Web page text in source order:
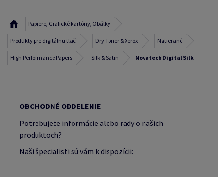
Papiere, Grafické kartóny, Obálky
Produkty pre digitálnu tlač Dry Toner & Xerox Natierané
High Performance Papers Silk & Satin Novatech Digital Silk
OBCHODNÉ ODDELENIE
Potrebujete informácie alebo rady o našich
produktoch?
Naši špecialisti sú vám k dispozícii: